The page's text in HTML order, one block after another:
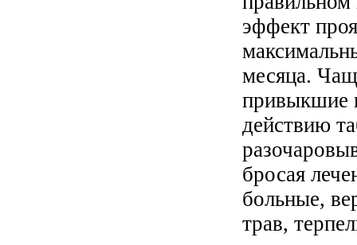
эффект
месяца.
привыкшие
действию
бросая
больные,
трав,